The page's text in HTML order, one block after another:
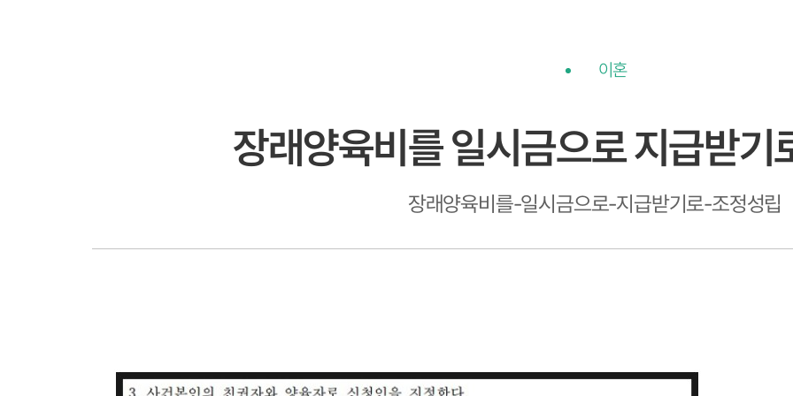
이혼
장래양육비를 일시금으로 지급받기
장래양육비를-일시금으로-지급받기로-조정성립